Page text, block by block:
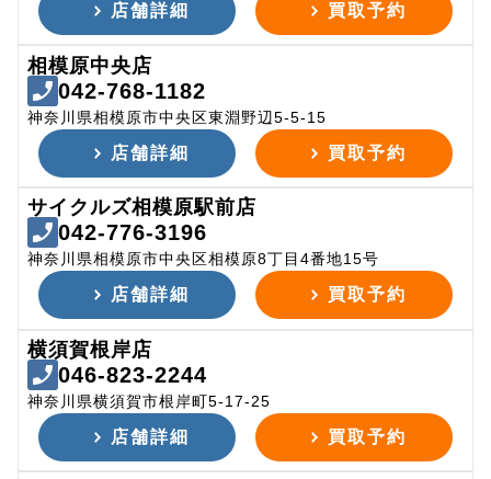
店舗詳細 買取予約
相模原中央店
042-768-1182
神奈川県相模原市中央区東淵野辺5-5-15
店舗詳細 買取予約
サイクルズ相模原駅前店
042-776-3196
神奈川県相模原市中央区相模原8丁目4番地15号
店舗詳細 買取予約
横須賀根岸店
046-823-2244
神奈川県横須賀市根岸町5-17-25
店舗詳細 買取予約